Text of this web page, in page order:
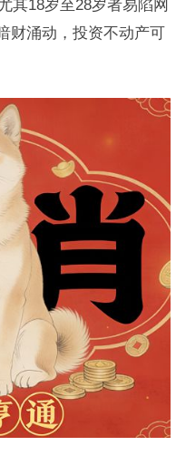
其18岁至28岁者易陷网
财涌动，投资不动产可